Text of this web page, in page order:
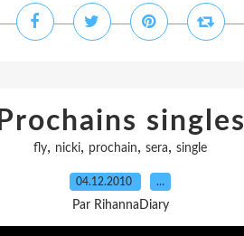
Prochains singles
fly, nicki, prochain, sera, single
04.12.2010 …
Par RihannaDiary